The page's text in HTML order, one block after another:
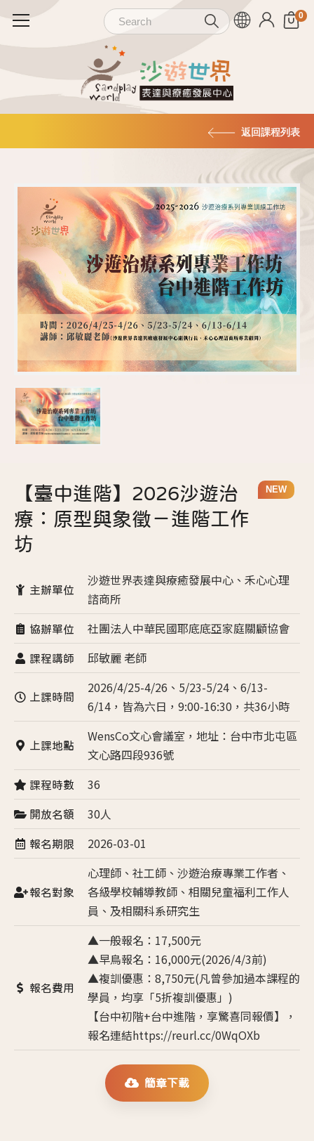
返回課程列表
【臺中進階】2026沙遊治
療：原型與象徵－進階工作
坊
NEW
主辦單位
沙遊世界表達與療癒發展中心、禾心心理
諮商所
協辦單位 社團法人中華民國耶底底亞家庭關顧協會
課程講師 邱敏麗 老師
上課時間
2026/4/25-4/26、5/23-5/24、6/13-
6/14，皆為六日，9:00-16:30，共36小時
上課地點
WensCo文心會議室，地址：台中市北屯區
文心路四段936號
課程時數 36
開放名額 30人
報名期限 2026-03-01
報名對象
心理師、社工師、沙遊治療專業工作者、
各級學校輔導教師、相關兒童福利工作人
員、及相關科系研究生
報名費用
▲一般報名：17,500元
▲早鳥報名：16,000元(2026/4/3前)
▲複訓優惠：8,750元(凡曾參加過本課程的
學員，均享「5折複訓優惠」)
【台中初階+台中進階，享驚喜同報價】，
報名連結https://reurl.cc/0WqOXb
簡章下載